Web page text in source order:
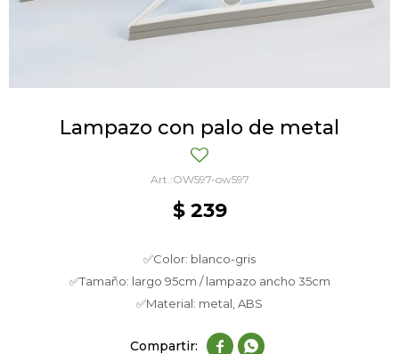
Lampazo con palo de metal
OW597-ow597
$ 239
✅Color: blanco-gris
✅Tamaño: largo 95cm / lampazo ancho 35cm
✅Material: metal, ABS
 